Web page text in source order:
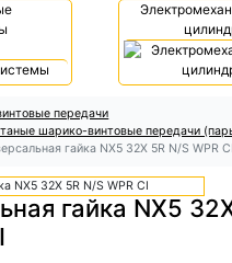
передачи
шарико-винтовые передачи
гайка NX5 32X 5R N/S WPR CI
гайка NX5